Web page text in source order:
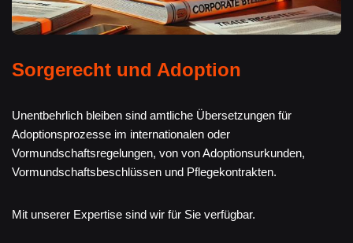
Sorgerecht und Adoption
Unentbehrlich bleiben sind amtliche Übersetzungen für
Adoptionsprozesse im internationalen oder
Vormundschaftsregelungen, von von Adoptionsurkunden,
Vormundschaftsbeschlüssen und Pflegekontrakten.
Mit unserer Expertise sind wir für Sie verfügbar.